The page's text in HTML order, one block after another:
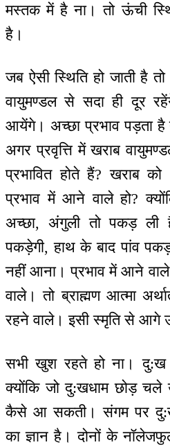
मस्तक में है ना। तो ऊंची
है।
जब ऐसी स्थिति हो जाती है
वायुमण्डल से सदा ही दूर
आयेंगे। अच्छा प्रभाव पड़ता है
अगर प्रवृत्ति में खराब
प्रभावित होते हैं? खराब
प्रभाव में आने वाले हो?
अच्छा, अंगुली तो पकड़
पकड़ेगी, हाथ के बाद पांव
नहीं आना। प्रभाव में आने वाले
वाले। तो ब्राह्मण आत्मा
रहने वाले। इसी स्मृति से आगे
सभी खुश रहते हो ना। दु:ख
क्योंकि जो दु:खधाम छोड़
कैसे आ सकती। संगम पर
का ज्ञान है। दोनों के